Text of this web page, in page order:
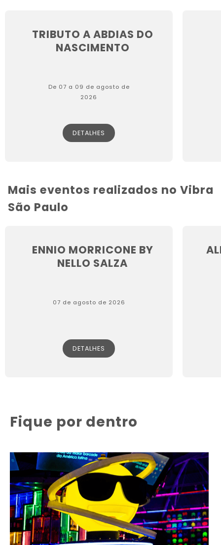
TRIBUTO A ABDIAS DO
NASCIMENTO
De 07 a 09 de agosto de
2026
DETALHES
Mais eventos realizados no Vibra
São Paulo
ENNIO MORRICONE BY
NELLO SALZA
07 de agosto de 2026
DETALHES
Fique por dentro